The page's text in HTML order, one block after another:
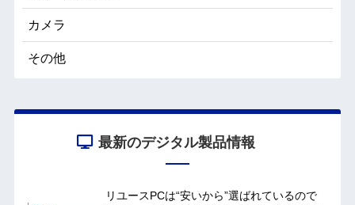
カメラ
その他
最新のデジタル製品情報
リユースPCは“安いから”選ばれているので